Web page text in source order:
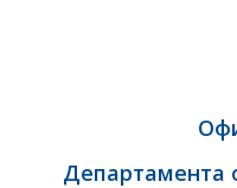
Департамента